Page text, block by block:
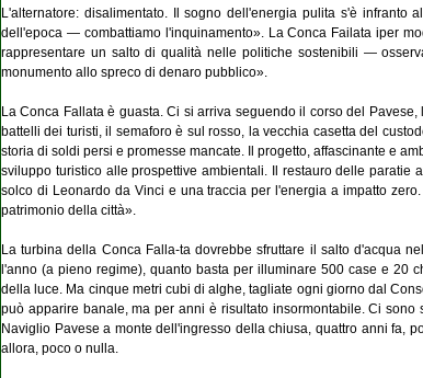
L'alternatore: disalimentato. Il sogno dell'energia pulita s'è
dell'epoca — combattiamo l'inquinamento». La Conca Failata iper
rappresentare un salto di qualità nelle politiche sostenibili —
monumento allo spreco di denaro pubblico».
La Conca Fallata è guasta. Ci si arriva seguendo il corso del
battelli dei turisti, il semaforo è sul rosso, la vecchia casetta del
storia di soldi persi e promesse mancate. Il progetto, affascinante e
sviluppo turistico alle prospettive ambientali. Il restauro delle
solco di Leonardo da Vinci e una traccia per l'energia a impatto
patrimonio della città».
La turbina della Conca Falla-ta dovrebbe sfruttare il salto d'acqua
l'anno (a pieno regime), quanto basta per illuminare 500 case e 20
della luce. Ma cinque metri cubi di alghe, tagliate ogni giorno dal
può apparire banale, ma per anni è risultato insormontabile. Ci
Naviglio Pavese a monte dell'ingresso della chiusa, quattro anni fa,
allora, poco o nulla.